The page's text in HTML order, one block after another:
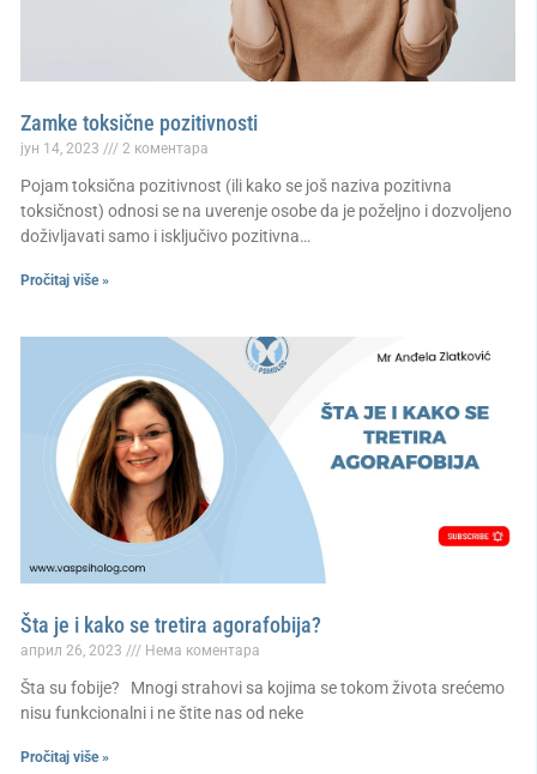
Zamke toksične pozitivnosti
јун 14, 2023 2 коментара
Pojam toksična pozitivnost (ili kako se još naziva pozitivna
toksičnost) odnosi se na uverenje osobe da je poželjno i dozvoljeno
doživljavati samo i isključivo pozitivna…
Pročitaj više »
Šta je i kako se tretira agorafobija?
април 26, 2023 Нема коментара
Šta su fobije? Mnogi strahovi sa kojima se tokom života srećemo
nisu funkcionalni i ne štite nas od neke
Pročitaj više »